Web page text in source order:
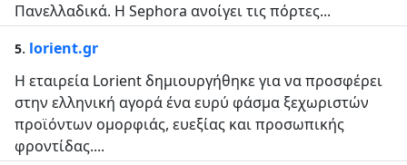
Πανελλαδικά. Η Sephora ανοίγει τις πόρτες...
5. lorient.gr
Η εταιρεία Lorient δημιουργήθηκε για να προσφέρει
στην ελληνική αγορά ένα ευρύ φάσμα ξεχωριστών
προϊόντων ομορφιάς, ευεξίας και προσωπικής
φροντίδας....